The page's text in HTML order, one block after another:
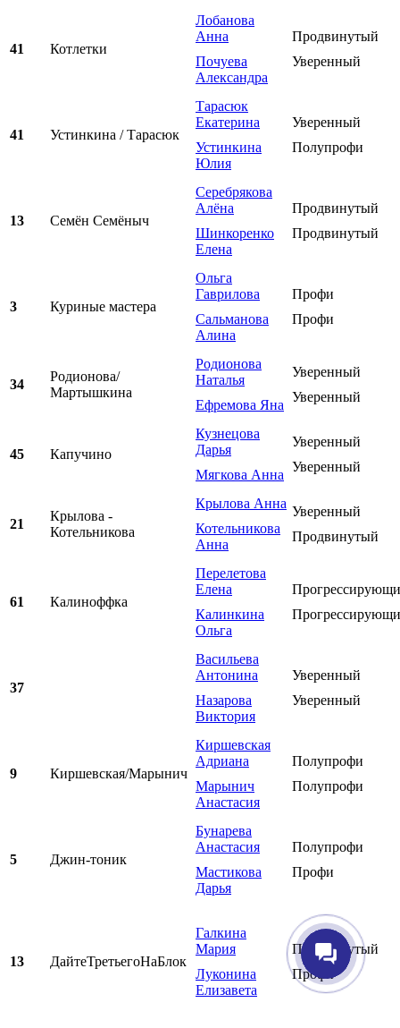
41 Котлетки
Лобанова
Анна
Почуева
Александра
Продвинутый
Уверенный
41 Устинкина / Тарасюк
Тарасюк
Екатерина
Устинкина
Юлия
Уверенный
Полупрофи
13 Семён Семёныч
Серебрякова
Алёна
Шинкоренко
Елена
Продвинутый
Продвинутый
3 Куриные мастера
Ольга
Гаврилова
Сальманова
Алина
Профи
Профи
34
Родионова/
Мартышкина
Родионова
Наталья
Ефремова Яна
Уверенный
Уверенный
45 Капучино
Кузнецова
Дарья
Мягкова Анна
Уверенный
Уверенный
21
Крылова -
Котельникова
Крылова Анна
Котельникова
Анна
Уверенный
Продвинутый
61 Калиноффка
Перелетова
Елена
Калинкина
Ольга
37
Васильева
Антонина
Назарова
Виктория
Уверенный
Уверенный
9 Киршевская/Марынич
Киршевская
Адриана
Марынич
Анастасия
Полупрофи
Полупрофи
5 Джин-тоник
Бунарева
Анастасия
Мастикова
Дарья
Полупрофи
Профи
13 ДайтеТретьегоНаБлок
Галкина
Мария
Луконина
Елизавета
Продвинутый
Профи